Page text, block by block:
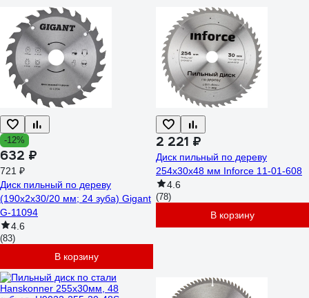
-12%
632 ₽
721 ₽
Диск пильный по дереву
(190х2х30/20 мм; 24 зуба) Gigant
G-11094
4.6
(83)
В корзину
2 221 ₽
Диск пильный по дереву
254х30х48 мм Inforce 11-01-608
4.6
(78)
В корзину